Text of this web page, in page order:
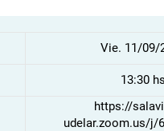
Vie. 11/09/
13:30 hs
https://
udelar.zoom.us/j/